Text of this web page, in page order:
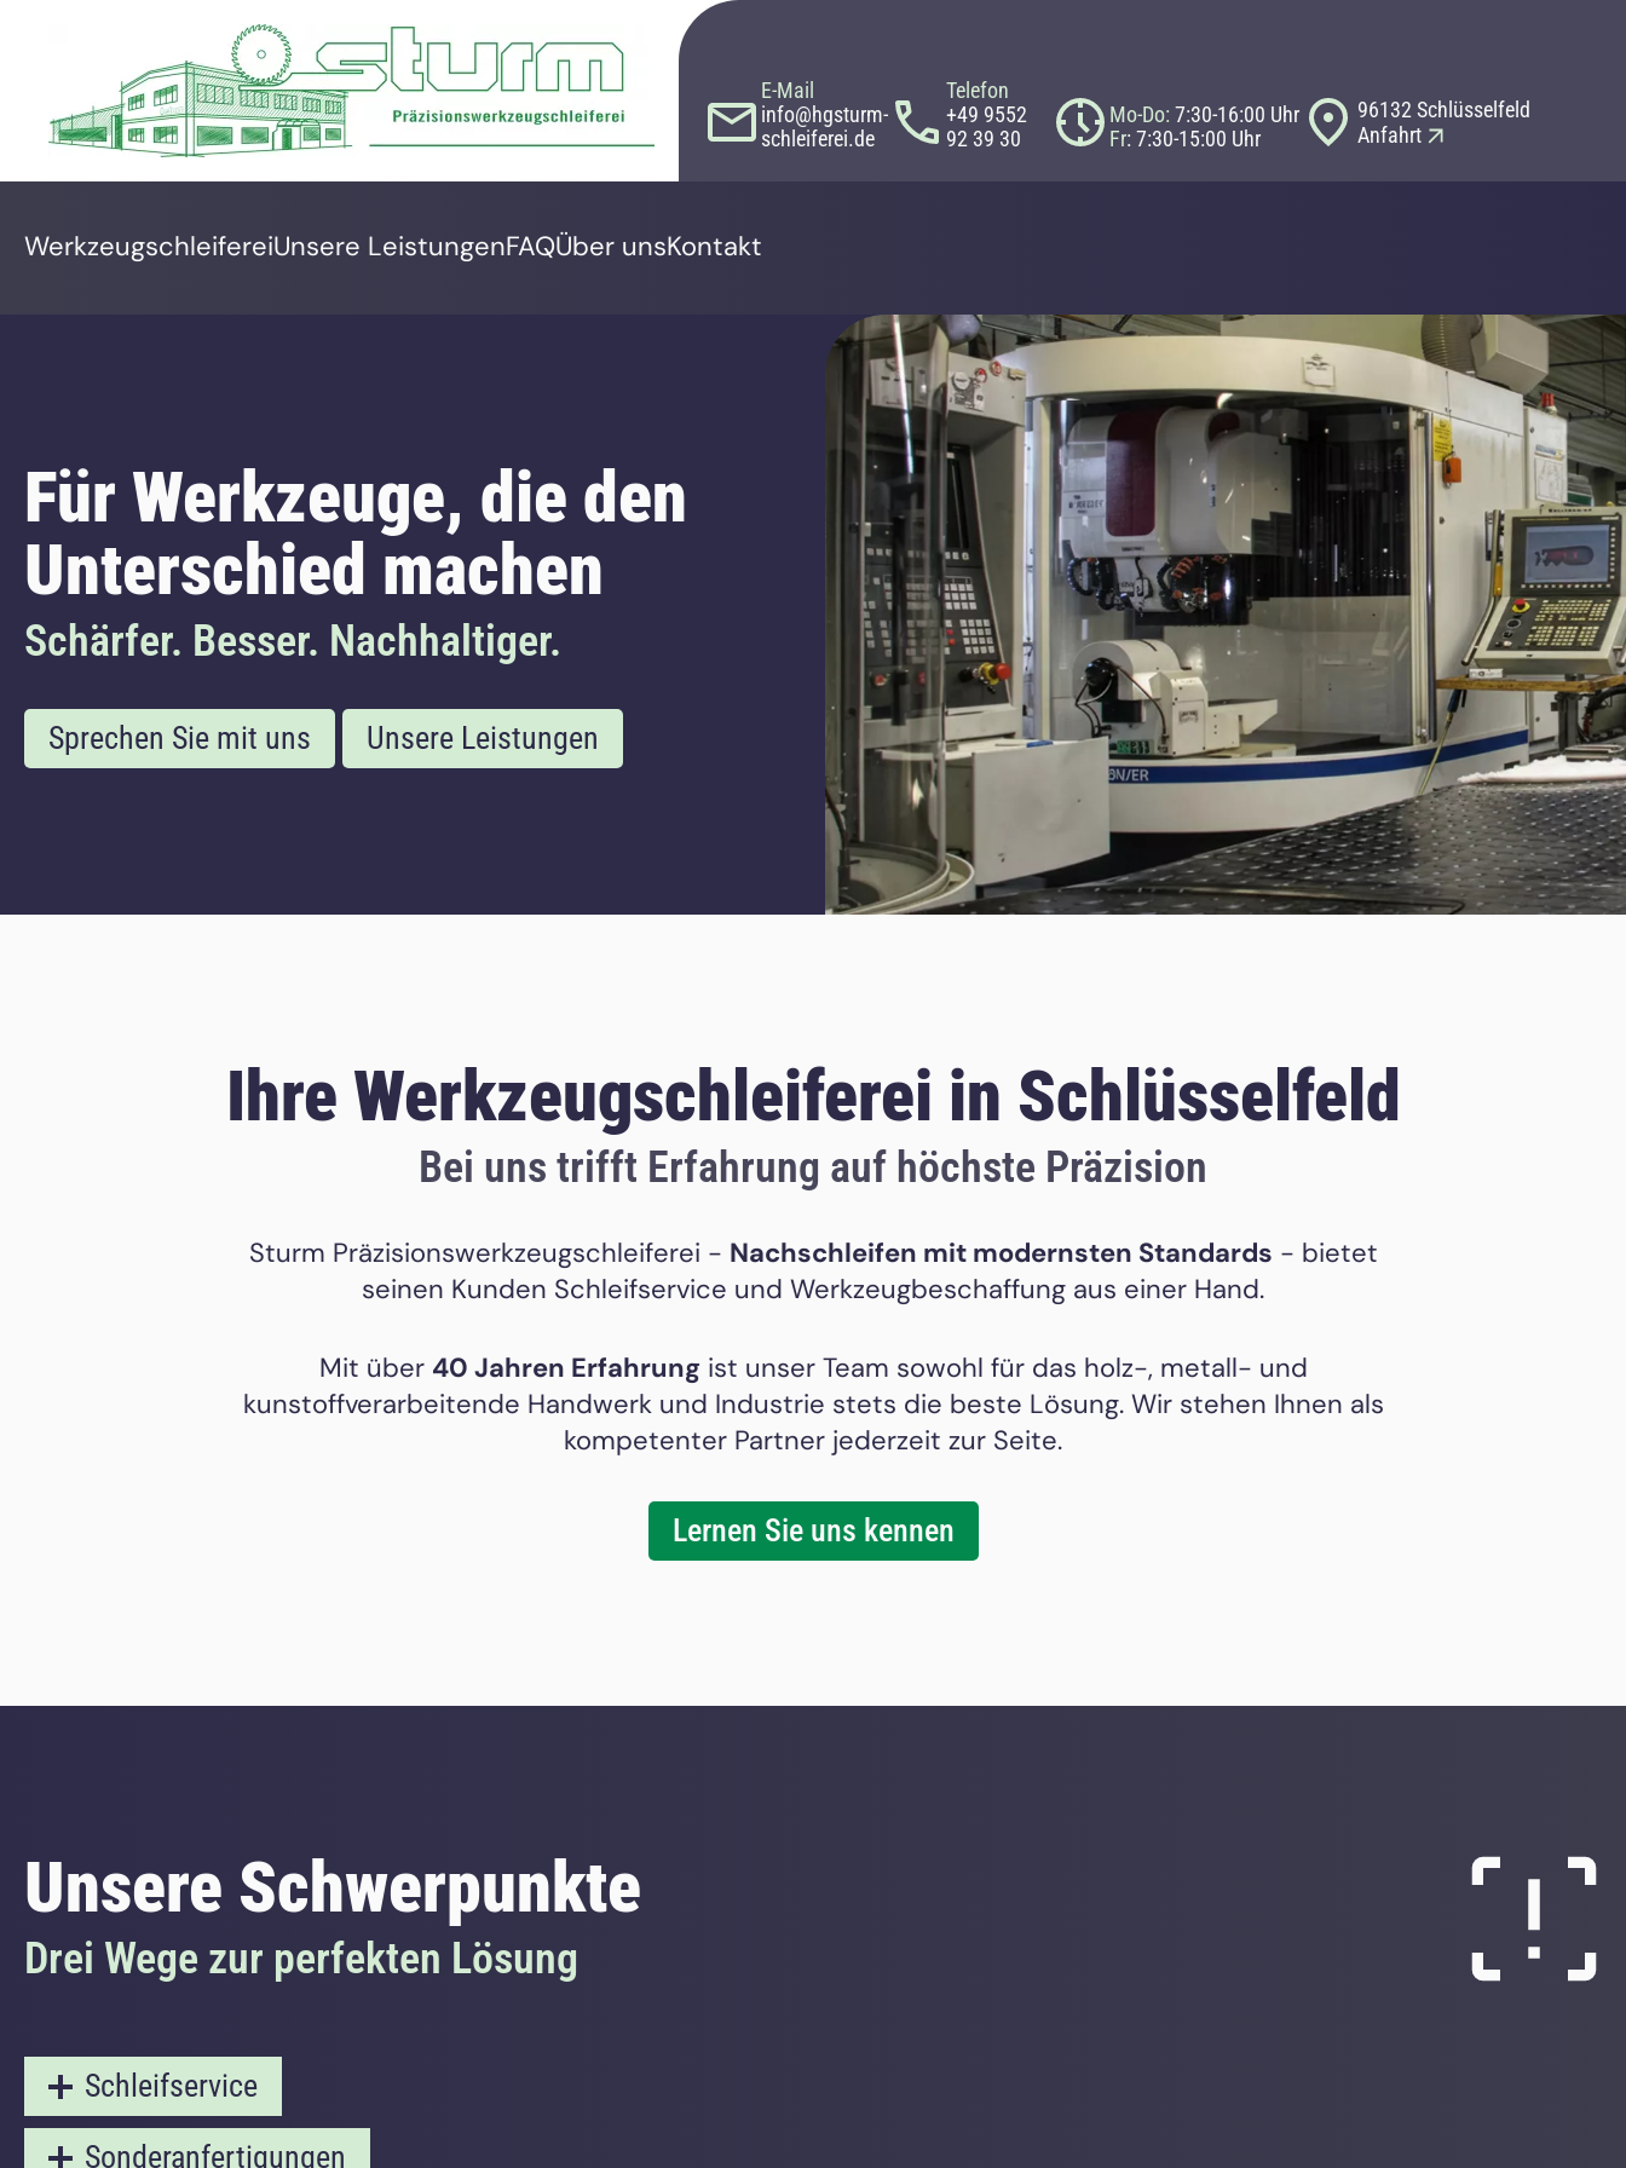
E-Mail
info@hgsturm-
schleiferei.de
Telefon
+49 9552
92 39 30
Mo-Do: 7:30-16:00 Uhr
Fr: 7:30-15:00 Uhr
96132 Schlüsselfeld
Anfahrt
Navigation
WerkzeugschleifereiUnsere LeistungenFAQÜber unsKontakt
Für Werkzeuge, die den
Unterschied machen
Schärfer. Besser. Nachhaltiger.
Sprechen Sie mit uns Unsere Leistungen
Ihre Werkzeug­schleiferei in Schlüsselfeld
Bei uns trifft Erfahrung auf höchste Präzision
Sturm Präzisionswerkzeugschleiferei - Nachschleifen mit modernsten Standards - bietet
seinen Kunden Schleifservice und Werkzeugbeschaffung aus einer Hand.
Mit über 40 Jahren Erfahrung ist unser Team sowohl für das holz-, metall- und
kunstoffverarbeitende Handwerk und Industrie stets die beste Lösung. Wir stehen Ihnen als
kompetenter Partner jederzeit zur Seite.
Lernen Sie uns kennen
Unsere Schwerpunkte
Drei Wege zur perfekten Lösung
Schleifservice
Sonderanfertigungen